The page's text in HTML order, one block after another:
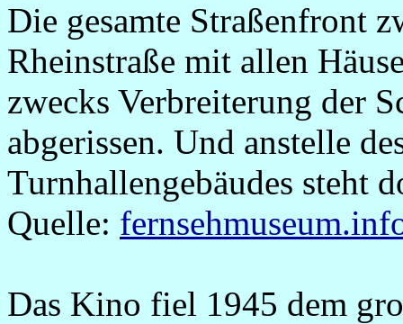
Die gesamte Straßenfront
Rheinstraße mit allen
zwecks Verbreiterung der
abgerissen. Und anstelle
Turnhallengebäudes steht
Quelle:
Das Kino fiel 1945 dem